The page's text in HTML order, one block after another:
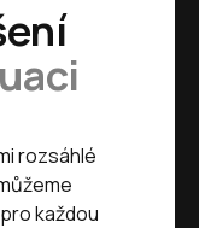
rozsáhlé
každou